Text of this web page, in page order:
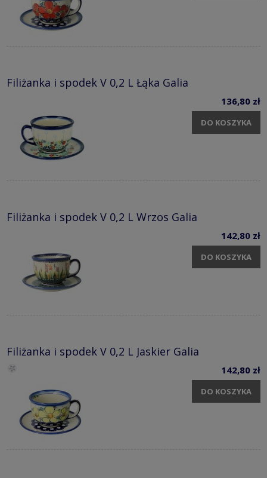
Filiżanka i spodek V 0,2 L Łąka Galia
136,80 zł
DO KOSZYKA
Filiżanka i spodek V 0,2 L Wrzos Galia
142,80 zł
DO KOSZYKA
Filiżanka i spodek V 0,2 L Jaskier Galia
142,80 zł
DO KOSZYKA